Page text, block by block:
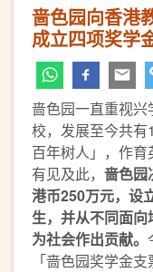
啬色园向香港
成立四项奖学
啬色园一直重视
校，发展至今共有
百年树人」，作育
有见及此， 啬色园
港币250万元，设
生，并从不同面
为社会作出贡献。
「啬色园奖学金